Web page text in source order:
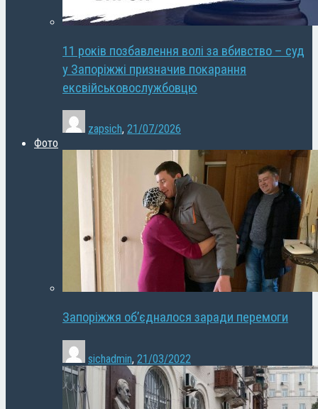
11 років позбавлення волі за вбивство – суд
у Запоріжжі призначив покарання
ексвійськовослужбовцю
zapsich, 21/07/2026
Фото
Запоріжжя об’єдналося заради перемоги
sichadmin, 21/03/2022